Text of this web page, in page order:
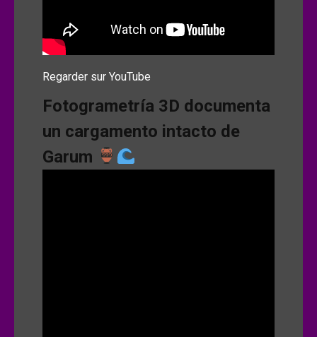
Regarder sur YouTube
Fotogrametría 3D documenta
un cargamento intacto de
Garum